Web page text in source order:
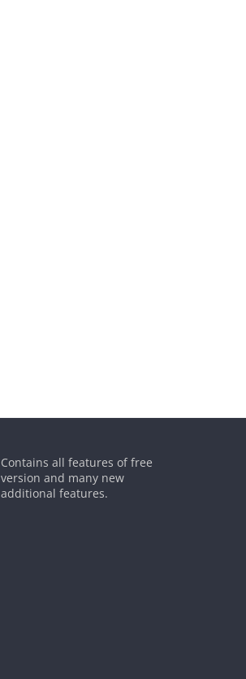
Contains all features of free
version and many new
additional features.